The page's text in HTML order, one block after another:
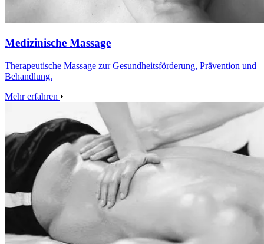
Medizinische Massage
Therapeutische Massage zur Gesundheitsförderung, Prävention und
Behandlung.
Mehr erfahren